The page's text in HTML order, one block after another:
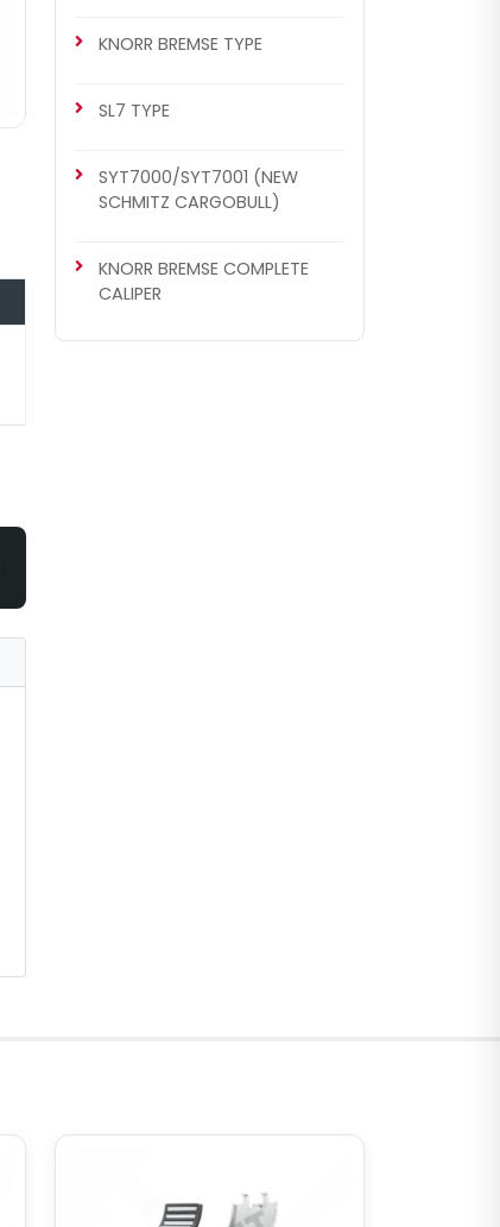
KNORR BREMSE TYPE
SL7 TYPE
SYT7000/SYT7001 (NEW
SCHMITZ CARGOBULL)
KNORR BREMSE COMPLETE
CALIPER